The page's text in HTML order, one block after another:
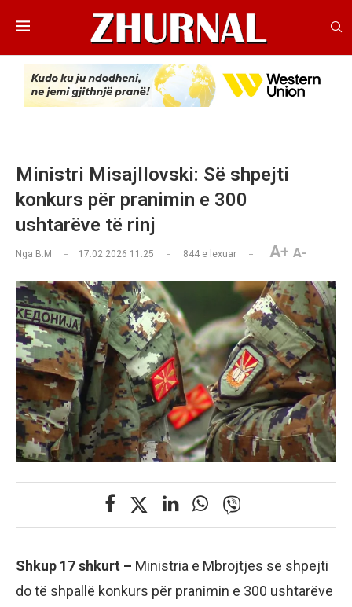
Ministri Misajllovski: Së shpejti
konkurs për pranimin e 300
ushtarëve të rinj
Nga B.M 17.02.2026 11:25 844 e lexuar A+ A-
Shkup 17 shkurt – Ministria e Mbrojtjes së shpejti
do të shpallë konkurs për pranimin e 300 ushtarëve